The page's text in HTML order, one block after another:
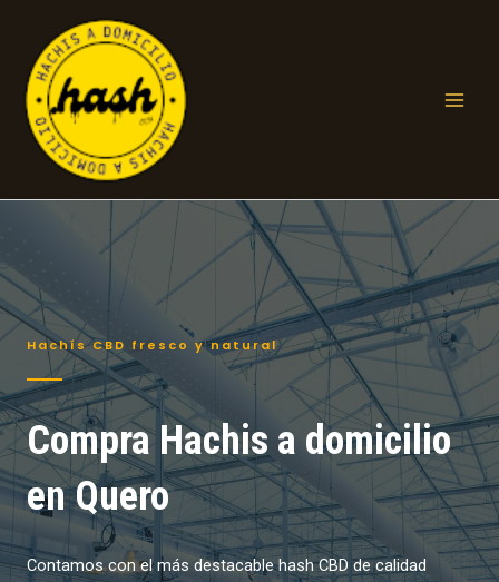
contenido
Hachís CBD fresco y natural
Compra Hachis a domicilio
en Quero
Contamos con el más destacable hash CBD de calidad